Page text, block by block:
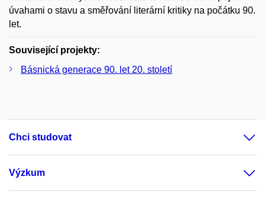
úvahami o stavu a směřování literární kritiky na počátku 90.
let.
Související projekty:
Básnická generace 90. let 20. století
Chci studovat
Výzkum